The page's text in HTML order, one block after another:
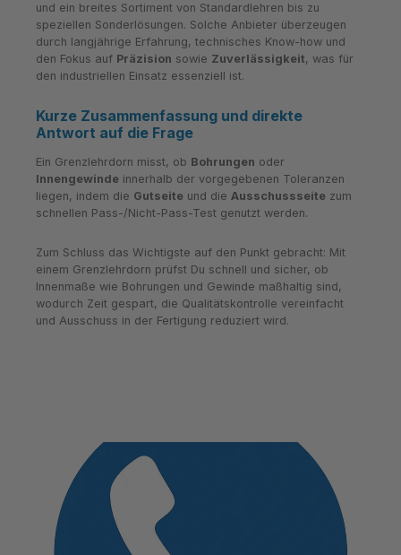
und ein breites Sortiment von Standardlehren bis zu
speziellen Sonderlösungen. Solche Anbieter überzeugen
durch langjährige Erfahrung, technisches Know-how und
den Fokus auf Präzision sowie Zuverlässigkeit, was für
den industriellen Einsatz essenziell ist.
Kurze Zusammenfassung und direkte
Antwort auf die Frage
Ein Grenzlehrdorn misst, ob Bohrungen oder
Innengewinde innerhalb der vorgegebenen Toleranzen
liegen, indem die Gutseite und die Ausschussseite zum
schnellen Pass-/Nicht-Pass-Test genutzt werden.
Zum Schluss das Wichtigste auf den Punkt gebracht: Mit
einem Grenzlehrdorn prüfst Du schnell und sicher, ob
Innenmaße wie Bohrungen und Gewinde maßhaltig sind,
wodurch Zeit gespart, die Qualitätskontrolle vereinfacht
und Ausschuss in der Fertigung reduziert wird.